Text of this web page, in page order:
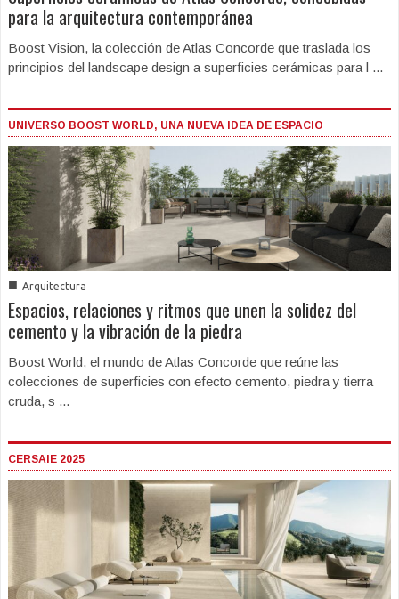
para la arquitectura contemporánea
Boost Vision, la colección de Atlas Concorde que traslada los
principios del landscape design a superficies cerámicas para l ...
UNIVERSO BOOST WORLD, UNA NUEVA IDEA DE ESPACIO
■ Arquitectura
Espacios, relaciones y ritmos que unen la solidez del
cemento y la vibración de la piedra
Boost World, el mundo de Atlas Concorde que reúne las
colecciones de superficies con efecto cemento, piedra y tierra
cruda, s ...
CERSAIE 2025